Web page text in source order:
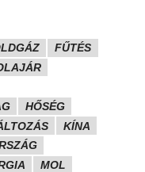
FŰTÉS
HŐSÉG
KÍNA
MOL